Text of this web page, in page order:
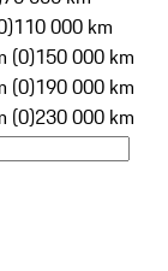
110 000 km
(0)150 000 km
(0)190 000 km
(0)230 000 km